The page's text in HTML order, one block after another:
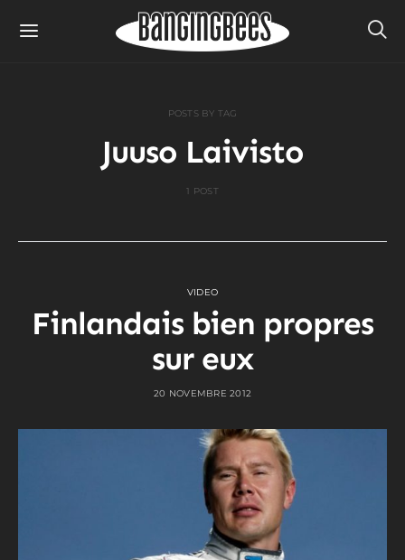
POSTS BY TAG
Juuso Laivisto
1 POST
VIDEO
Finlandais bien propres
sur eux
20 NOVEMBRE 2012